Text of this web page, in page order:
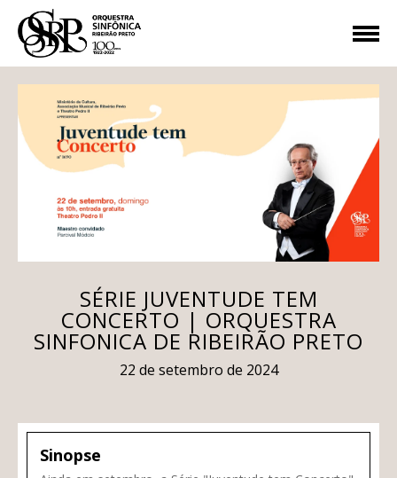
SÉRIE JUVENTUDE TEM
CONCERTO | ORQUESTRA
SINFONICA DE RIBEIRÃO PRETO
22 de setembro de 2024
Sinopse